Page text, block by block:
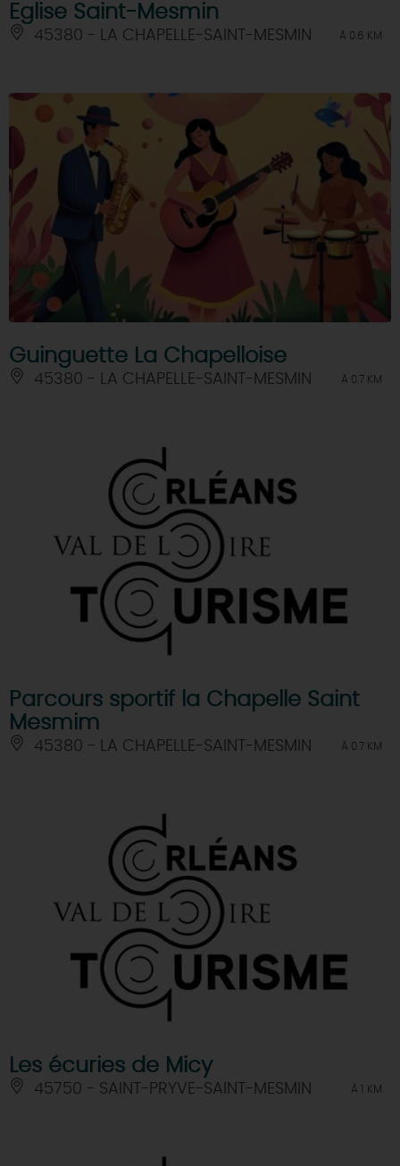
Eglise Saint-Mesmin
45380 - LA CHAPELLE-SAINT-MESMIN À 0.6 KM
Guinguette La Chapelloise
45380 - LA CHAPELLE-SAINT-MESMIN À 0.7 KM
Parcours sportif la Chapelle Saint
Mesmim
45380 - LA CHAPELLE-SAINT-MESMIN À 0.7 KM
Les écuries de Micy
45750 - SAINT-PRYVE-SAINT-MESMIN À 1 KM